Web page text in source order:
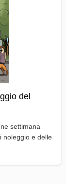
del
settimana
noleggio e delle